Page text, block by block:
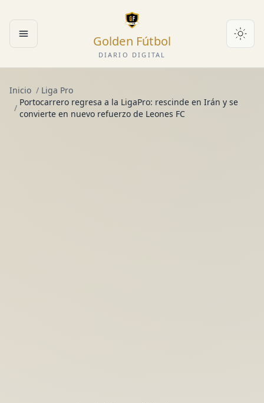
Abrir menú Golden Fútbol
DIARIO DIGITAL
Inicio / Liga Pro
/
Portocarrero regresa a la LigaPro: rescinde en Irán y se
convierte en nuevo refuerzo de Leones FC